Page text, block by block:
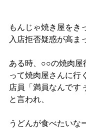
もんじゃ焼き屋をき
入店拒否疑惑が高ま
ある時、○○の焼肉屋
って焼肉屋さんに行
店員「満員なんです
と言われ、
うどんが食べたいな